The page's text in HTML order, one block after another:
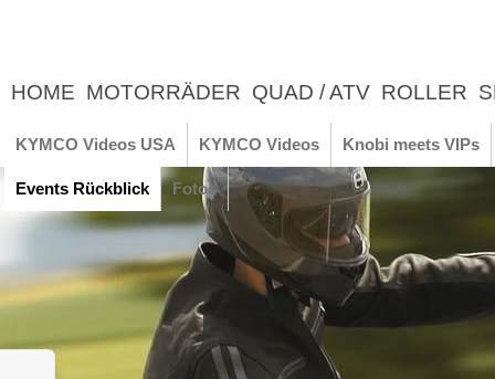
HOME MOTORRÄDER QUAD / ATV ROLLER
ERLEBNIS
KYMCO Videos USA KYMCO Videos Knobi meets VIPs
Events Rückblick Fotos